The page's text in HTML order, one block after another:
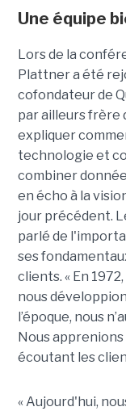
Une équipe
Lors de la
Plattner a été
cofondateur de
par ailleurs frère
expliquer
technologie et
combiner
en écho à la
jour précédent.
parlé de
ses
clients. « En
nous
l’époque, nous
Nous
écoutant les
« Aujourd'hui,